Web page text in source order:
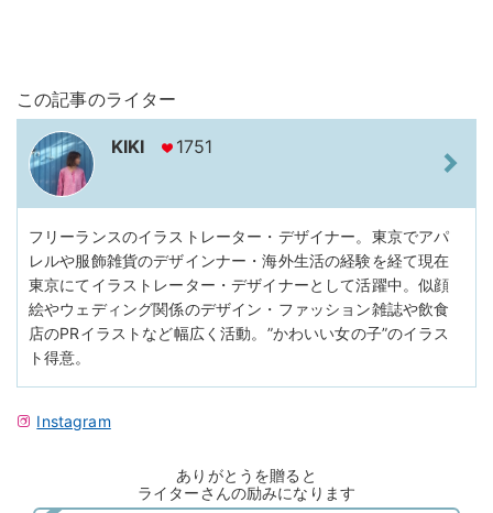
この記事のライター
KIKI 1751
フリーランスのイラストレーター・デザイナー。東京でアパ
レルや服飾雑貨のデザインナー・海外生活の経験を経て現在
東京にてイラストレーター・デザイナーとして活躍中。似顔
絵やウェディング関係のデザイン・ファッション雑誌や飲食
店のPRイラストなど幅広く活動。”かわいい女の子”のイラス
ト得意。
Instagram
ありがとうを贈ると
ライターさんの励みになります